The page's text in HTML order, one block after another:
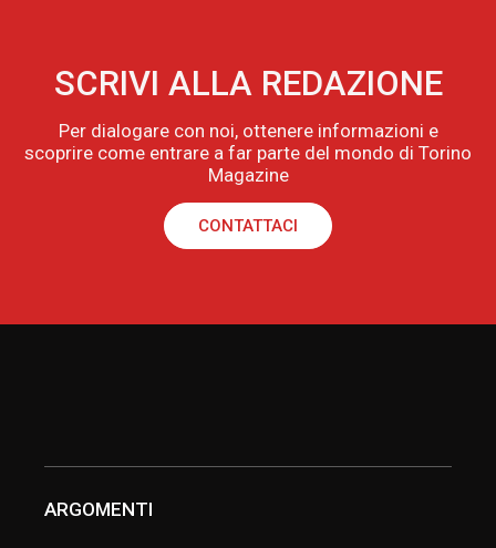
SCRIVI ALLA REDAZIONE
Per dialogare con noi, ottenere informazioni e
scoprire come entrare a far parte del mondo di Torino
Magazine
CONTATTACI
ARGOMENTI